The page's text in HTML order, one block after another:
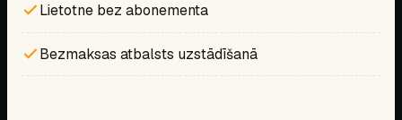
Lietotne bez abonementa
Bezmaksas atbalsts uzstādīšanā